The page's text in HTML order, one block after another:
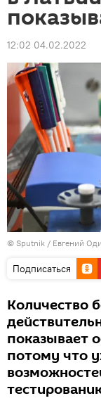
12:02 04.02.2022
© Sputnik / Евгений
Подписаться
Количество
показывает
потому что